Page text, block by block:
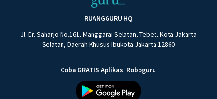
RUANGGURU HQ
Jl. Dr. Saharjo No.161, Manggarai Selatan, Tebet, Kota Jakarta
Selatan, Daerah Khusus Ibukota Jakarta 12860
Coba GRATIS Aplikasi Roboguru